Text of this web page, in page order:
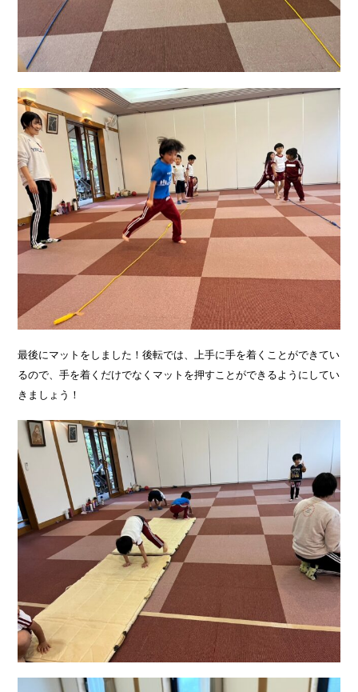
最後にマットをしました！後転では、上手に手を着くことができてい
るので、手を着くだけでなくマットを押すことができるようにしてい
きましょう！